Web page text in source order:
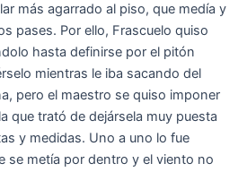
más agarrado al piso, que medía y
pases. Por ello, Frascuelo quiso
hasta definirse por el pitón
mientras le iba sacando del
pero el maestro se quiso imponer
que trató de dejársela muy puesta
y medidas. Uno a uno lo fue
se metía por dentro y el viento no